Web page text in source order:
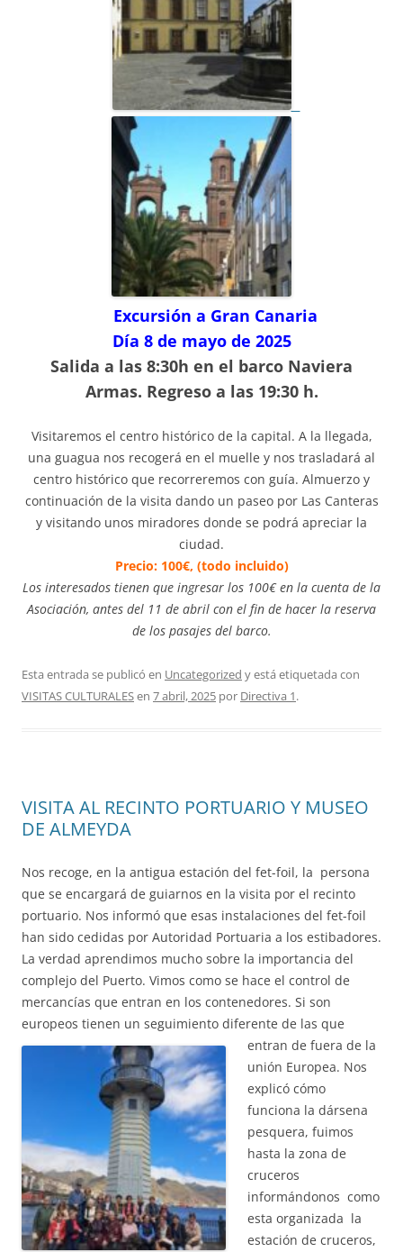
Excursión a Gran Canaria
Día 8 de mayo de 2025
Salida a las 8:30h en el barco Naviera
Armas. Regreso a las 19:30 h.
Visitaremos el centro histórico de la capital. A la llegada,
una guagua nos recogerá en el muelle y nos trasladará al
centro histórico que recorreremos con guía. Almuerzo y
continuación de la visita dando un paseo por Las Canteras
y visitando unos miradores donde se podrá apreciar la
ciudad.
Precio: 100€, (todo incluido)
Los interesados tienen que ingresar los 100€ en la cuenta de la
Asociación, antes del 11 de abril con el fin de hacer la reserva
de los pasajes del barco.
Esta entrada se publicó en Uncategorized y está etiquetada con
VISITAS CULTURALESen 7 abril, 2025 por Directiva 1.
VISITA AL RECINTO PORTUARIO Y MUSEO
DE ALMEYDA
Nos recoge, en la antigua estación del fet-foil, la persona
que se encargará de guiarnos en la visita por el recinto
portuario. Nos informó que esas instalaciones del fet-foil
han sido cedidas por Autoridad Portuaria a los estibadores.
La verdad aprendimos mucho sobre la importancia del
complejo del Puerto. Vimos como se hace el control de
mercancías que entran en los contenedores. Si son
europeos tienen un seguimiento diferente de las que
entran de fuera de la
unión Europea. Nos
explicó cómo
funciona la dársena
pesquera, fuimos
hasta la zona de
cruceros
informándonos como
esta organizada la
estación de cruceros,